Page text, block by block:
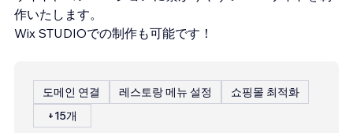
作いたします。
Wix STUDIOでの制作も可能です！
도메인 연결 레스토랑 메뉴 설정
쇼핑몰 최적화
+15개